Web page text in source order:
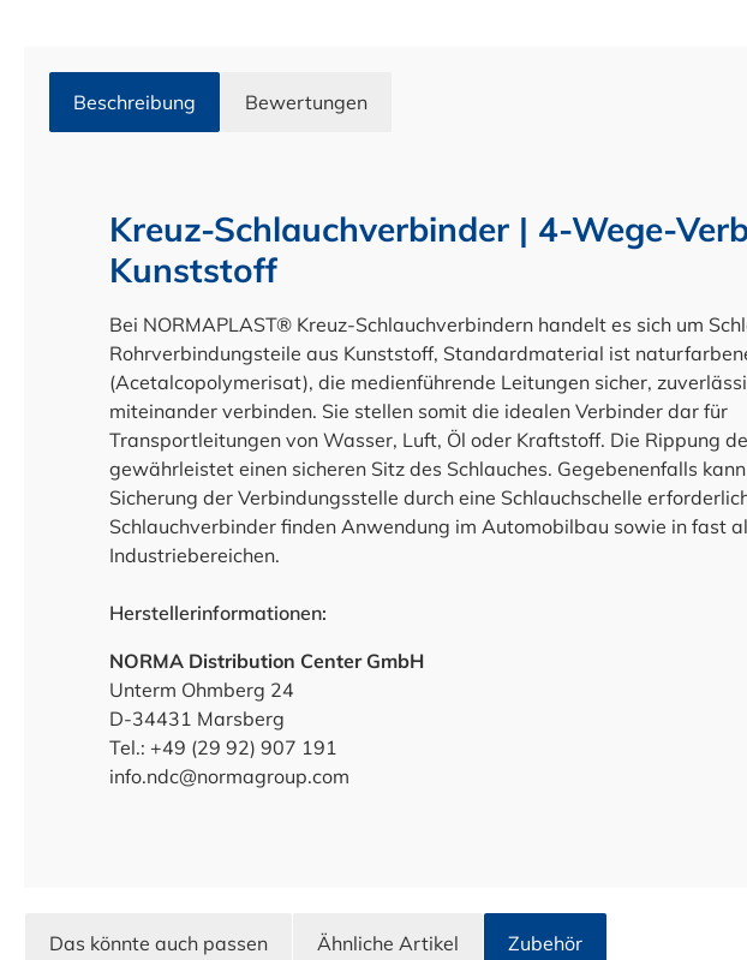
Beschreibung Bewertungen
Kreuz-Schlauchverbinder | 4-Wege-
Kunststoff
Bei NORMAPLAST® Kreuz-Schlauchverbindern handelt es sich um
Rohrverbindungsteile aus Kunststoff, Standardmaterial ist
(Acetalcopolymerisat), die medienführende Leitungen sicher,
miteinander verbinden. Sie stellen somit die idealen Verbinder dar für
Transportleitungen von Wasser, Luft, Öl oder Kraftstoff. Die Rippung
gewährleistet einen sicheren Sitz des Schlauches. Gegebenenfalls
Sicherung der Verbindungsstelle durch eine Schlauchschelle
Schlauchverbinder finden Anwendung im Automobilbau sowie in fast
Industriebereichen.
Herstellerinformationen:
NORMA Distribution Center GmbH
Unterm Ohmberg 24
D-34431 Marsberg
Tel.: +49 (29 92) 907 191
info.ndc@normagroup.com
Das könnte auch passen Ähnliche Artikel Zubehör